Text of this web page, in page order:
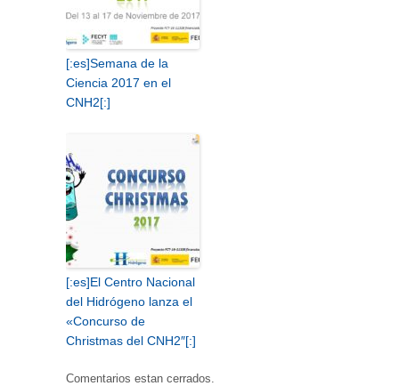
[:es]Semana de la
Ciencia 2017 en el
CNH2[:]
[:es]El Centro Nacional
del Hidrógeno lanza el
«Concurso de
Christmas del CNH2″[:]
Comentarios estan cerrados.